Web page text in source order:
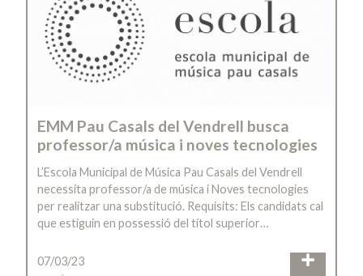
EMM Pau Casals del Vendrell busca
professor/a música i noves tecnologies
L’Escola Municipal de Música Pau Casals del Vendrell
necessita professor/a de música i Noves tecnologies
per realitzar una substitució. Requisits: Els candidats cal
que estiguin en possessió del títol superior…
07/03/23